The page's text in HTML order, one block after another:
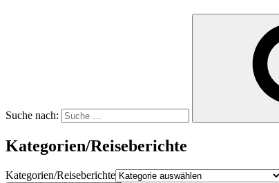
Suche nach:
Kategorien/Reiseberichte
Kategorien/Reiseberichte